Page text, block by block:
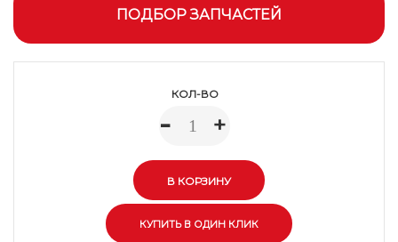
ПОДБОР ЗАПЧАСТЕЙ
КОЛ-ВО
- +